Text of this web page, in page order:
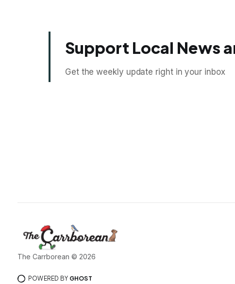
Support Local News
Get the weekly update right in your inbox
The Carrborean © 2026
POWERED BY GHOST